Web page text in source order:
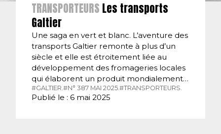
TRANSPORTEURS Les transports
Galtier
Une saga en vert et blanc. L’aventure des
transports Galtier remonte à plus d’un
siècle et elle est étroitement liée au
développement des fromageries locales
qui élaborent un produit mondialement…
#GALTIER.#N° 387 MAI 2025.#TRANSPORTEURS.
Publié le : 6 mai 2025